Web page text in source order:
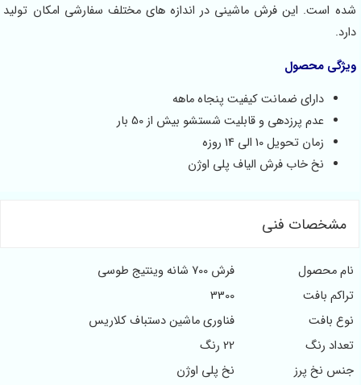
شده است. این فرش ماشینی در اندازه های مختلف سفارشی امکان تولید
دارد.
ویژگی محصول
دارای ضمانت کیفیت پنجاه ماهه
عدم پرزدهی و قابلیت شستشو بیش از 50 بار
زمان تحویل 10 الی 14 روزه
نخ خاب فرش الیاف پلی اوژن
مشخصات فنی
نام محصول
فرش 700 شانه وینتیج طوسی
تراکم بافت
3300
نوع بافت
فناوری ماشین دستباف کلاریس
تعداد رنگ
22 رنگ
جنس نخ پرز
نخ پلی اوژن